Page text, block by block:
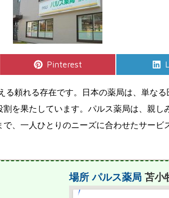
Share
Pinterest
頼れる存在です。日本の薬局は、単な
を果たしています。パルス薬局は、親
、一人ひとりのニーズに合わせたサー
場所 パルス薬局苫小